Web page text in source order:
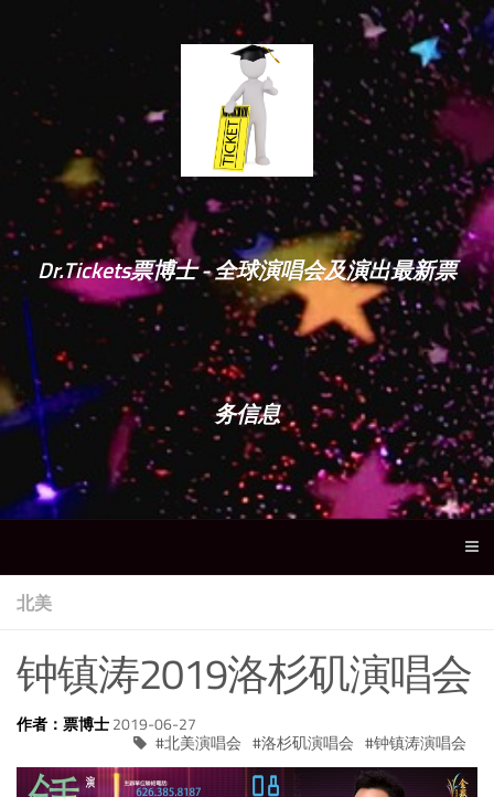
Dr.Tickets票博士 - 全球演唱会及演出最新票
务信息
北美
钟镇涛2019洛杉矶演唱会
作者：票博士2019-06-27
北美演唱会
洛杉矶演唱会 钟镇涛演唱会